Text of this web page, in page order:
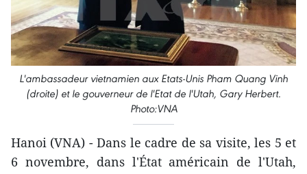
L'ambassadeur vietnamien aux Etats-Unis Pham Quang Vinh
(droite) et le gouverneur de l'Etat de l'Utah, Gary Herbert.
Photo:VNA
Hanoi (VNA) - Dans le cadre de sa visite, les 5 et
6 novembre, dans l'État américain de l'Utah,